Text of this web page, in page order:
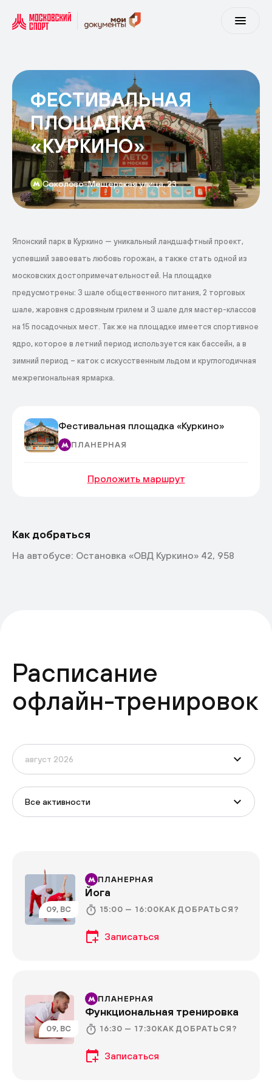
Соколово-Мещерская улица, 23
ФЕСТИВАЛЬНАЯ
ПЛОЩАДКА
«КУРКИНО»
Японский парк в Куркино — уникальный ландшафтный проект,
успевший завоевать любовь горожан, а также стать одной из
московских достопримечательностей. На площадке
предусмотрены: 3 шале общественного питания, 2 торговых
шале, жаровня с дровяным грилем и 3 шале для мастер-классов
на 15 посадочных мест. Так же на площадке имеется спортивное
ядро, которое в летний период используется как бассейн, а в
зимний период – каток с искусственным льдом и круглогодичная
межрегиональная ярмарка.
Фестивальная площадка «Куркино»
ПЛАНЕРНАЯ
Проложить маршрут
Как добраться
На автобусе: Остановка «ОВД Куркино» 42, 958
Расписание
офлайн-тренировок
Все активности
09, ВС
ПЛАНЕРНАЯ
Йога
15:00 — 16:00КАК ДОБРАТЬСЯ?
09, ВС
ПЛАНЕРНАЯ
Функциональная тренировка
16:30 — 17:30КАК ДОБРАТЬСЯ?